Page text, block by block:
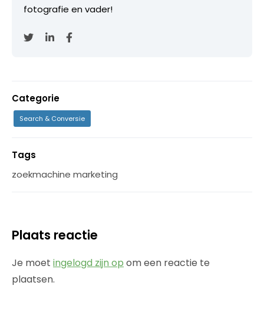
fotografie en vader!
Categorie
Search & Conversie
Tags
zoekmachine marketing
Plaats reactie
Je moet ingelogd zijn op om een reactie te
plaatsen.